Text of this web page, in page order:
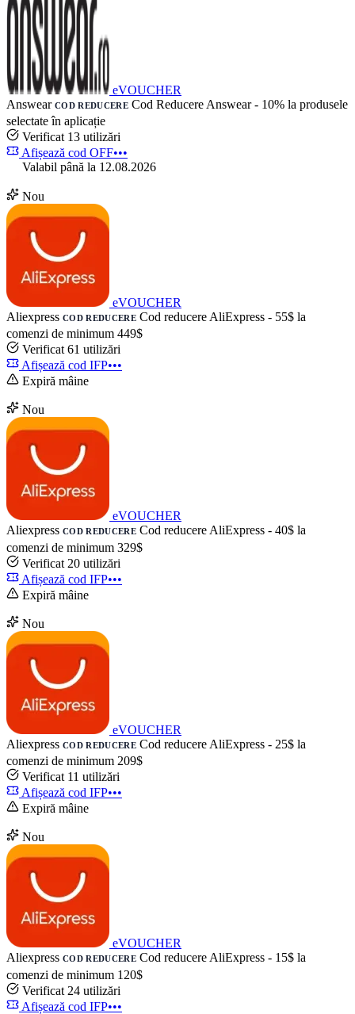
eVOUCHER
Answear COD REDUCERE Cod Reducere Answear - 10% la produsele
selectate în aplicație
Verificat 13 utilizări
Afișează cod OFF•••
Valabil până la 12.08.2026
Nou
eVOUCHER
Aliexpress COD REDUCERE Cod reducere AliExpress - 55$ la
comenzi de minimum 449$
Verificat 61 utilizări
Afișează cod IFP•••
Expiră mâine
Nou
eVOUCHER
Aliexpress COD REDUCERE Cod reducere AliExpress - 40$ la
comenzi de minimum 329$
Verificat 20 utilizări
Afișează cod IFP•••
Expiră mâine
Nou
eVOUCHER
Aliexpress COD REDUCERE Cod reducere AliExpress - 25$ la
comenzi de minimum 209$
Verificat 11 utilizări
Afișează cod IFP•••
Expiră mâine
Nou
eVOUCHER
Aliexpress COD REDUCERE Cod reducere AliExpress - 15$ la
comenzi de minimum 120$
Verificat 24 utilizări
Afișează cod IFP•••